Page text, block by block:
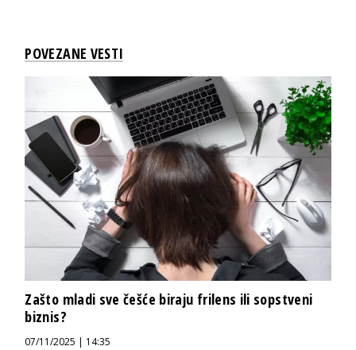
POVEZANE VESTI
Zašto mladi sve češće biraju frilens ili sopstveni
biznis?
07/11/2025 | 14:35